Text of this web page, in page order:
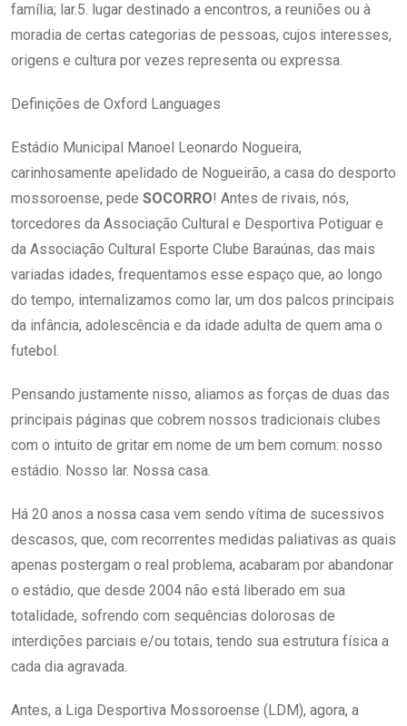
família; lar.5. lugar destinado a encontros, a reuniões ou à
moradia de certas categorias de pessoas, cujos interesses,
origens e cultura por vezes representa ou expressa.
Definições de Oxford Languages
Estádio Municipal Manoel Leonardo Nogueira,
carinhosamente apelidado de Nogueirão, a casa do desporto
mossoroense, pede SOCORRO! Antes de rivais, nós,
torcedores da Associação Cultural e Desportiva Potiguar e
da Associação Cultural Esporte Clube Baraúnas, das mais
variadas idades, frequentamos esse espaço que, ao longo
do tempo, internalizamos como lar, um dos palcos principais
da infância, adolescência e da idade adulta de quem ama o
futebol.
Pensando justamente nisso, aliamos as forças de duas das
principais páginas que cobrem nossos tradicionais clubes
com o intuito de gritar em nome de um bem comum: nosso
estádio. Nosso lar. Nossa casa.
Há 20 anos a nossa casa vem sendo vítima de sucessivos
descasos, que, com recorrentes medidas paliativas as quais
apenas postergam o real problema, acabaram por abandonar
o estádio, que desde 2004 não está liberado em sua
totalidade, sofrendo com sequências dolorosas de
interdições parciais e/ou totais, tendo sua estrutura física a
cada dia agravada.
Antes, a Liga Desportiva Mossoroense (LDM), agora, a